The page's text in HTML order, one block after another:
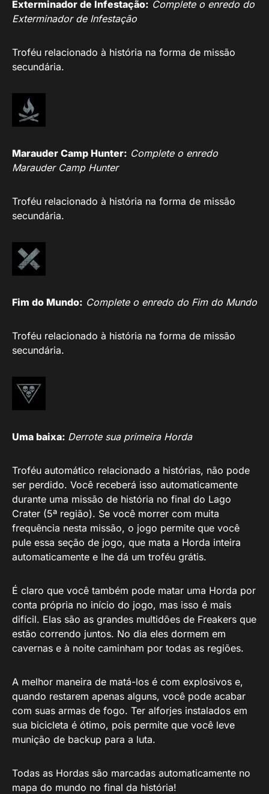
Exterminador de Infestação: Complete o enredo do
Exterminador de Infestação
Troféu relacionado à história na forma de missão
secundária.
Marauder Camp Hunter: Complete o enredo
Marauder Camp Hunter
Troféu relacionado à história na forma de missão
secundária.
Fim do Mundo: Complete o enredo do Fim do Mundo
Troféu relacionado à história na forma de missão
secundária.
Uma baixa: Derrote sua primeira Horda
Troféu automático relacionado a histórias, não pode
ser perdido. Você receberá isso automaticamente
durante uma missão de história no final do Lago
Crater (5ª região). Se você morrer com muita
frequência nesta missão, o jogo permite que você
pule essa seção de jogo, que mata a Horda inteira
automaticamente e lhe dá um troféu grátis.
É claro que você também pode matar uma Horda por
conta própria no início do jogo, mas isso é mais
difícil. Elas são as grandes multidões de Freakers que
estão correndo juntos. No dia eles dormem em
cavernas e à noite caminham por todas as regiões.
A melhor maneira de matá-los é com explosivos e,
quando restarem apenas alguns, você pode acabar
com suas armas de fogo. Ter alforjes instalados em
sua bicicleta é ótimo, pois permite que você leve
munição de backup para a luta.
Todas as Hordas são marcadas automaticamente no
mapa do mundo no final da história!